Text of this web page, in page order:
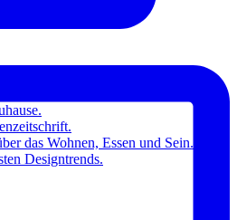
Kochrezepte.
das Wohnen, Essen und Sein.
Designtrends.